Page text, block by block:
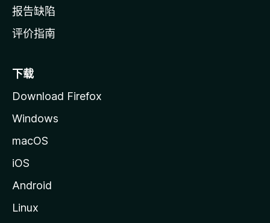
报告缺陷
评价指南
下载
Download Firefox
Windows
macOS
iOS
Android
Linux